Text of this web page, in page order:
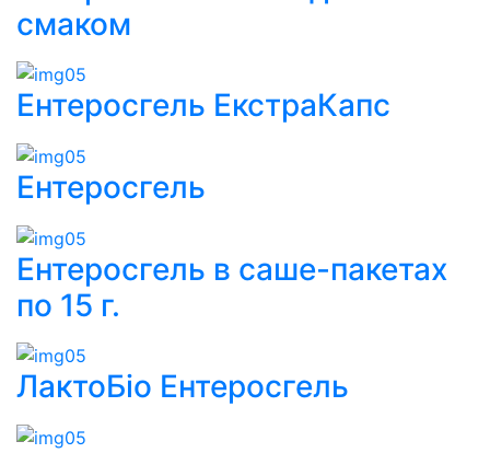
смаком
Ентеросгель ЕкстраКапс
Ентеросгель
Ентеросгель в саше-пакетах
по 15 г.
ЛактоБіо Ентеросгель